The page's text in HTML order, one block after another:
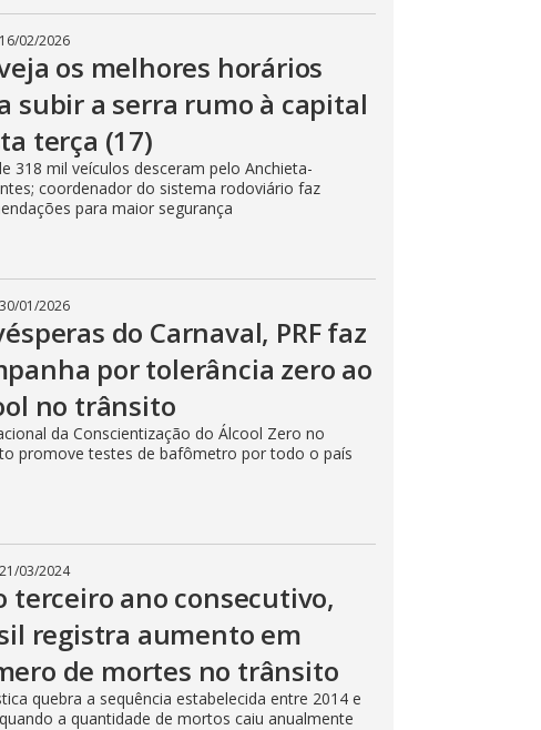
16/02/2026
os melhores horários
subir a serra rumo à capital
terça (17)
318 mil veículos desceram pelo Anchieta-
coordenador do sistema rodoviário faz
para maior segurança
30/01/2026
do Carnaval, PRF faz
por tolerância zero ao
no trânsito
da Conscientização do Álcool Zero no
promove testes de bafômetro por todo o país
21/03/2024
terceiro ano consecutivo,
registra aumento em
de mortes no trânsito
quebra a sequência estabelecida entre 2014 e
a quantidade de mortos caiu anualmente